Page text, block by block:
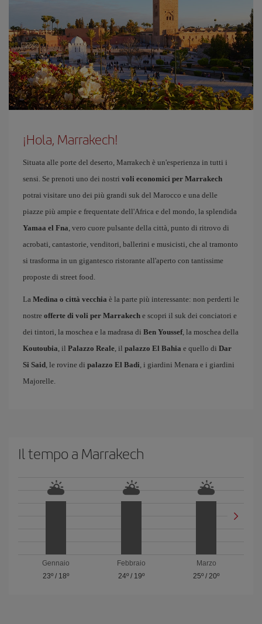
¡Hola, Marrakech!
Situata alle porte del deserto, Marrakech è un'esperienza in tutti i
sensi. Se prenoti uno dei nostri voli economici per Marrakech
potrai visitare uno dei più grandi suk del Marocco e una delle
piazze più ampie e frequentate dell'Africa e del mondo, la splendida
Yamaa el Fna, vero cuore pulsante della città, punto di ritrovo di
acrobati, cantastorie, venditori, ballerini e musicisti, che al tramonto
si trasforma in un gigantesco ristorante all'aperto con tantissime
proposte di street food.
La Medina o città vecchia è la parte più interessante: non perderti le
nostre offerte di voli per Marrakech e scopri il suk dei conciatori e
dei tintori, la moschea e la madrasa di Ben Youssef, la moschea della
Koutoubia, il Palazzo Reale, il palazzo El Bahia e quello di Dar
Si Said, le rovine di palazzo El Badi, i giardini Menara e i giardini
Majorelle.
Il tempo a Marrakech
Gennaio
23º/ 18º
Febbraio
24º/ 19º
Marzo
25º /20º